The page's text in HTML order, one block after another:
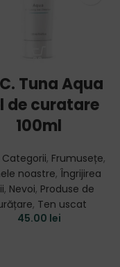
Tuna Aqua
de curatare
100ml
Categorii, Frumusețe,
noastre, Îngrijirea
, Nevoi, Produse de
, Ten uscat
45.00 lei